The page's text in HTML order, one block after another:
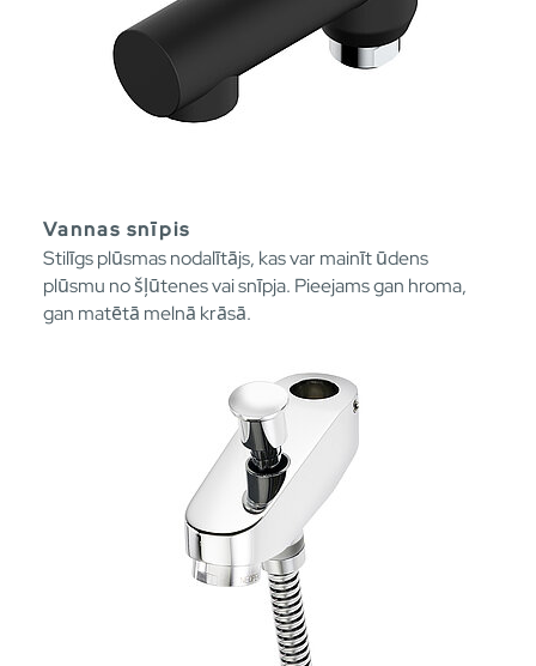
Vannas snīpis
Stilīgs plūsmas nodalītājs, kas var mainīt ūdens
plūsmu no šļūtenes vai snīpja. Pieejams gan hroma,
gan matētā melnā krāsā.